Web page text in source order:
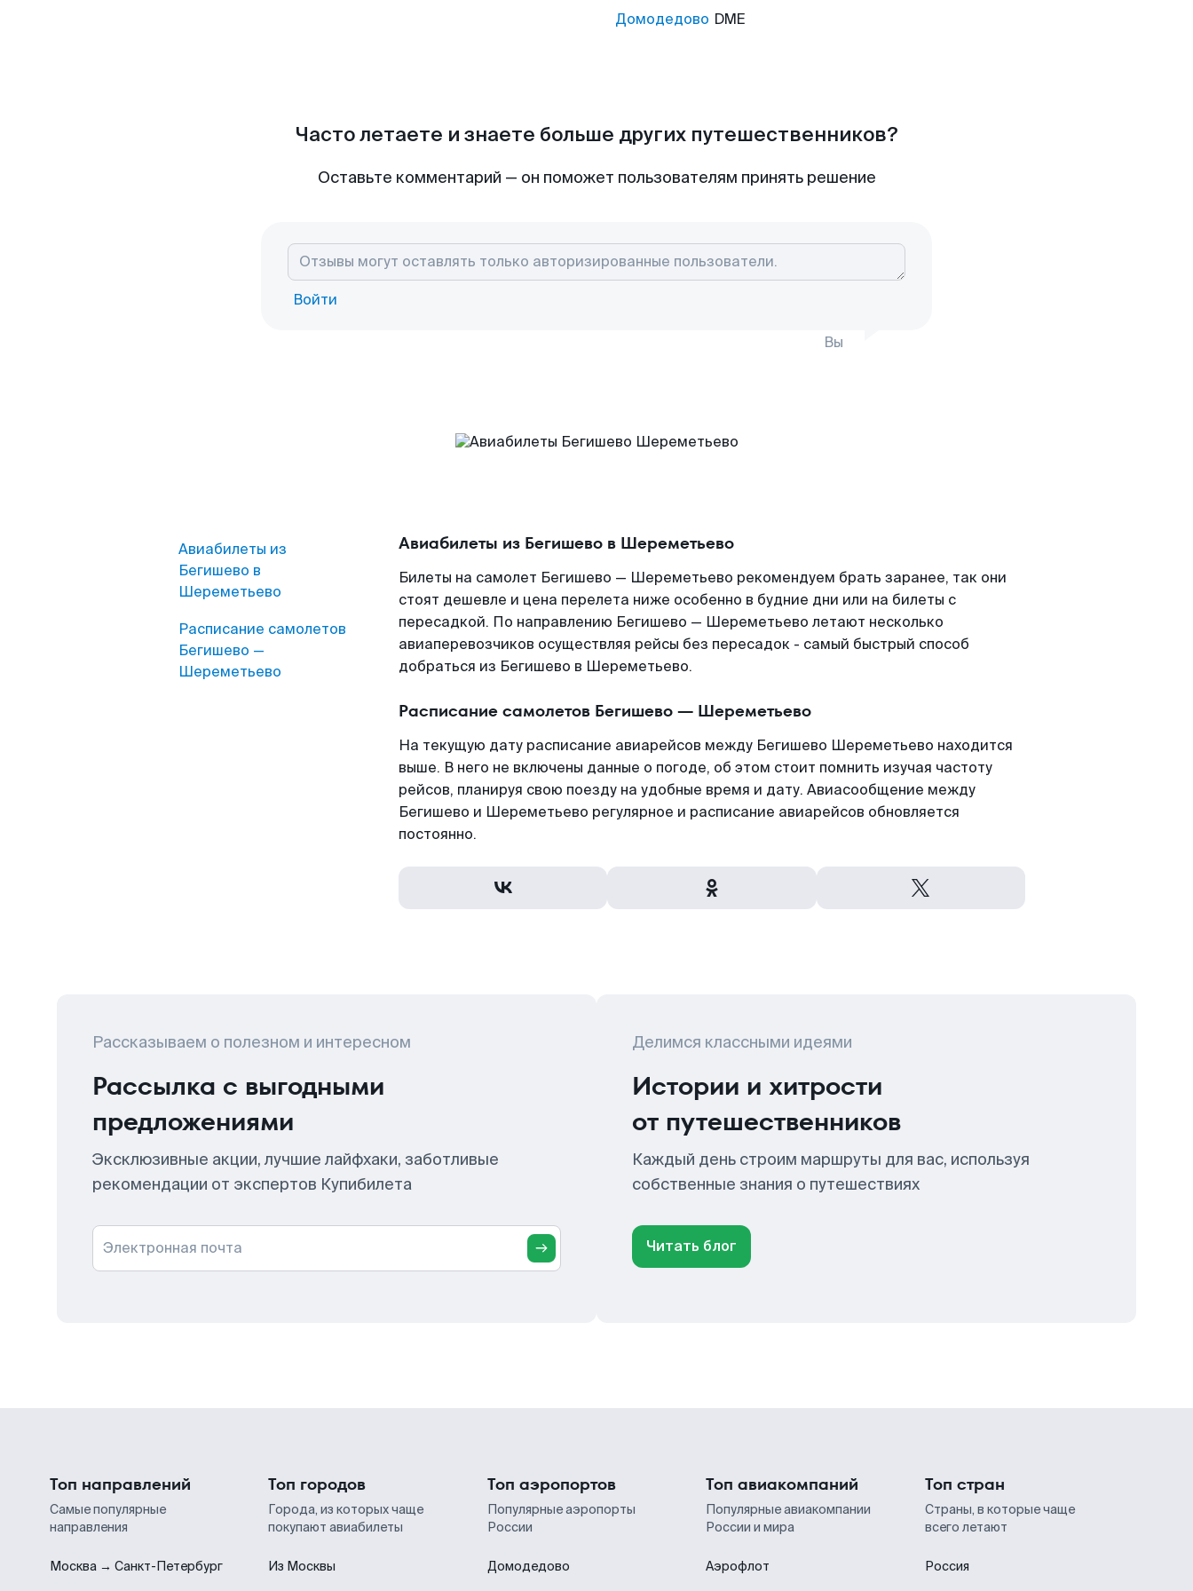
Домодедово DME
Часто летаете и знаете больше других путешественников?
Оставьте комментарий — он поможет пользователям принять решение
Войти
Вы
Авиабилеты из
Бегишево в
Шереметьево
Расписание самолетов
Бегишево —
Шереметьево
Авиабилеты из Бегишево в Шереметьево
Билеты на самолет Бегишево — Шереметьево рекомендуем брать заранее, так они
стоят дешевле и цена перелета ниже особенно в будние дни или на билеты с
пересадкой. По направлению Бегишево — Шереметьево летают несколько
авиаперевозчиков осуществляя рейсы без пересадок - самый быстрый способ
добраться из Бегишево в Шереметьево.
Расписание самолетов Бегишево — Шереметьево
На текущую дату расписание авиарейсов между Бегишево Шереметьево находится
выше. В него не включены данные о погоде, об этом стоит помнить изучая частоту
рейсов, планируя свою поезду на удобные время и дату. Авиасообщение между
Бегишево и Шереметьево регулярное и расписание авиарейсов обновляется
постоянно.
Рассказываем о полезном и интересном
Рассылка с выгодными
предложениями
Эксклюзивные акции, лучшие лайфхаки, заботливые
рекомендации от экспертов Купибилета
Электронная почта
Делимся классными идеями
Истории и хитрости
от путешественников
Каждый день строим маршруты для вас, используя
собственные знания о путешествиях
Читать блог
Топ направлений
Самые популярные
направления
Москва → Санкт-Петербург
Топ городов
Города, из которых чаще
покупают авиабилеты
Из Москвы
Топ аэропортов
Популярные аэропорты
России
Домодедово
Топ авиакомпаний
Популярные авиакомпании
России и мира
Аэрофлот
Топ стран
Страны, в которые чаще
всего летают
Россия